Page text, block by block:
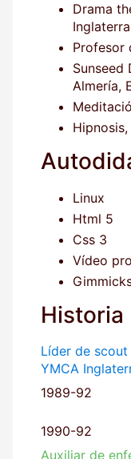
Drama
Inglaterra
Profesor
Sunseed
Almería,
Linux
Html 5
Css 3
Vídeo
Historia
Líder de
YMCA
1989-92
1990-92
Auxiliar de